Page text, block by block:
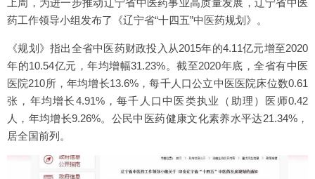
上周，为进一步推动辽宁省中医药事业高质量发展，辽宁省中医
药工作领导小组发布了《辽宁省“十四五”中医药规划》。
《规划》指出全省中医药财政投入从2015年的4.11亿元增至2020
年的10.54亿元，年均增幅31.23%。截至2020年底，全省有中医
医院210所，年均增长13.6%，每千人口公立中医医院床位数0.61
张，年均增长4.91%，每千人口中医类执业（助理）医师0.42
人，年均增长9.26%。公民中医药健康文化素养水平达21.34%，
居全国前列。